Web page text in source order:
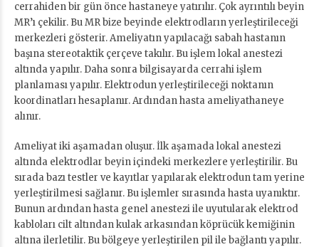
cerrahiden bir gün önce hastaneye yatırılır. Çok ayrıntılı beyin
MR’ı çekilir. Bu MR bize beyinde elektrodların yerleştirileceği
merkezleri gösterir. Ameliyatın yapılacağı sabah hastanın
başına stereotaktik çerçeve takılır. Bu işlem lokal anestezi
altında yapılır. Daha sonra bilgisayarda cerrahi işlem
planlaması yapılır. Elektrodun yerleştirileceği noktanın
koordinatları hesaplanır. Ardından hasta ameliyathaneye
alınır.
Ameliyat iki aşamadan oluşur. İlk aşamada lokal anestezi
altında elektrodlar beyin içindeki merkezlere yerleştirilir. Bu
sırada bazı testler ve kayıtlar yapılarak elektrodun tam yerine
yerleştirilmesi sağlanır. Bu işlemler sırasında hasta uyanıktır.
Bunun ardından hasta genel anestezi ile uyutularak elektrod
kabloları cilt altından kulak arkasından köprücük kemiğinin
altına ilerletilir. Bu bölgeye yerleştirilen pil ile bağlantı yapılır.